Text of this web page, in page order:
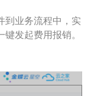
到业务流程中，实
发起费用报销。